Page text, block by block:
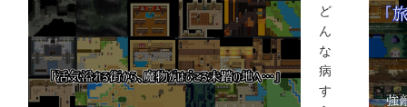
ど
ん
な
病
す